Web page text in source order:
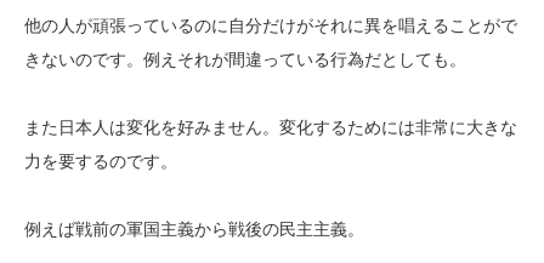
他の人が頑張っているのに自分だけがそれに異を唱えることがで
きないのです。例えそれが間違っている行為だとしても。
また日本人は変化を好みません。変化するためには非常に大きな
力を要するのです。
例えば戦前の軍国主義から戦後の民主主義。